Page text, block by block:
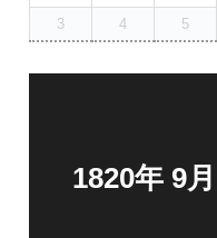
3
4 5
1820年 9月